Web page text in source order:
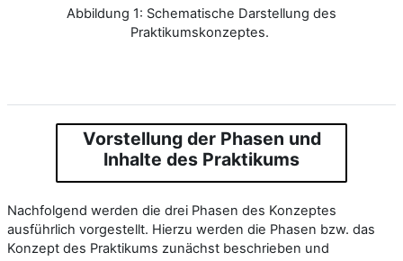
Abbildung 1: Schematische Darstellung des
Praktikumskonzeptes.
Vorstellung der Phasen und
Inhalte des Praktikums
Nachfolgend werden die drei Phasen des Konzeptes
ausführlich vorgestellt. Hierzu werden die Phasen bzw. das
Konzept des Praktikums zunächst beschrieben und